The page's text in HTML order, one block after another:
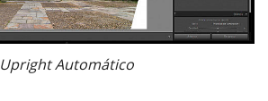
Upright Automático